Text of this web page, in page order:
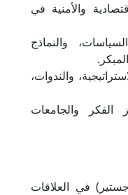
والأمنية في
والنماذج
والندوات،
والجامعات
في العلاقات